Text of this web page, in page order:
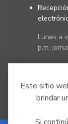
Este sitio
brindar
Lunes a
p.m.